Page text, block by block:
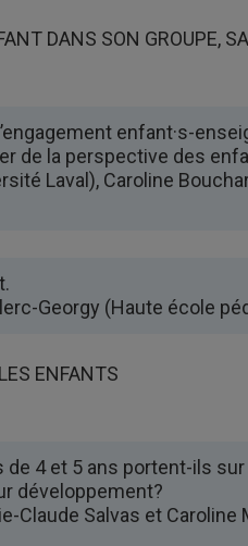
DANS SON GROUPE,
enfant·s-
de la perspective des
Laval), Caroline
Georgy (Haute école
ENFANTS
4 et 5 ans portent-ils
développement?
Claude Salvas et